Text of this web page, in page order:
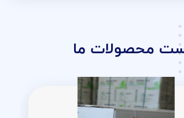
محصولات ما